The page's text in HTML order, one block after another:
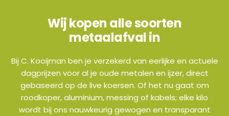
Wij kopen alle soorten
metaalafval in
Bij C. Kooijman ben je verzekerd van eerlijke en actuele
dagprijzen voor al je oude metalen en ijzer, direct
gebaseerd op de live koersen. Of het nu gaat om
roodkoper, aluminium, messing of kabels; elke kilo
wordt bij ons nauwkeurig gewogen en transparant